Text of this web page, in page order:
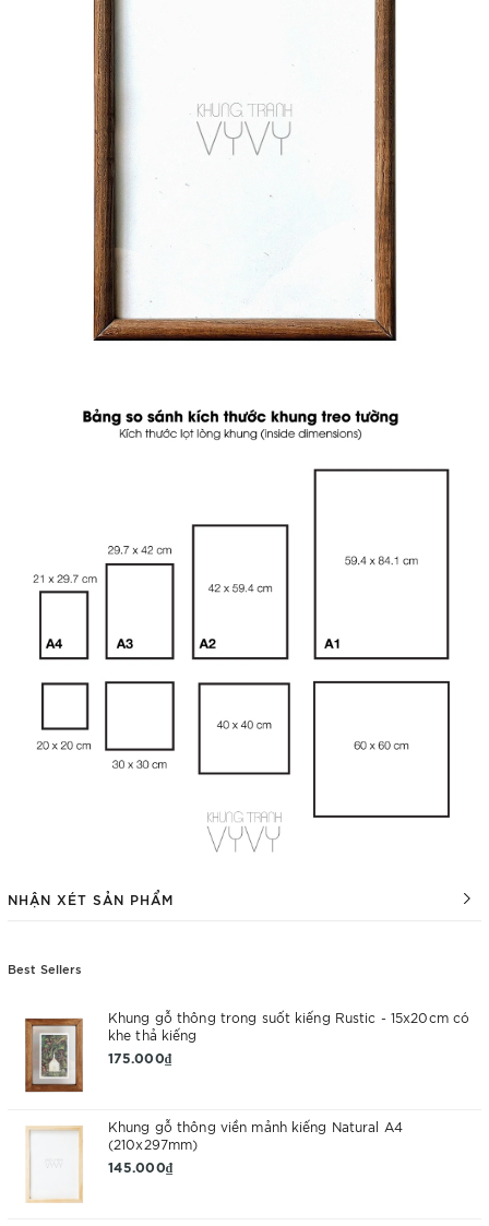
NHẬN XÉT SẢN PHẨM
Best Sellers
Khung gỗ thông trong suốt kiếng Rustic - 15x20cm có
khe thả kiếng
175.000₫
Khung gỗ thông viền mảnh kiếng Natural A4
(210x297mm)
145.000₫